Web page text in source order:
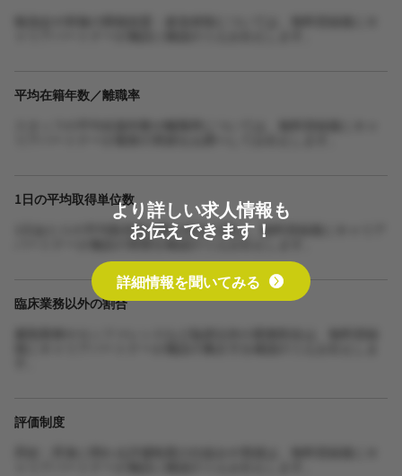
平均在籍年数／離職率
1日の平均取得単位数
1日あたりの平均取得単位数や担当人数は、無料登録後にキャリア
パートナーが施設の実態を確認のうえお伝えします。
臨床業務以外の割合
評価制度
より詳しい求人情報も
お伝えできます！
詳細情報を聞いてみる